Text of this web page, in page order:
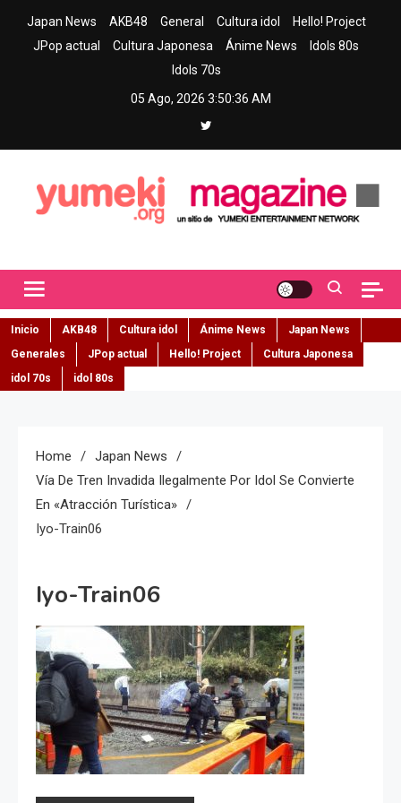
Japan News AKB48 General Cultura idol
Hello! Project
JPop actual
Cultura Japonesa Ánime News
Idols 80s
Idols 70s
05 Ago, 2026 3:50:37 AM
Inicio AKB48 Cultura idol Ánime News
Japan News
Generales
JPop actual Hello! Project
Cultura Japonesa
idol 70s
idol 80s
Home
Japan News
Vía De Tren Invadida Ilegalmente Por Idol Se Convierte
En «atracción Turística»
Iyo-Train06
Iyo-Train06